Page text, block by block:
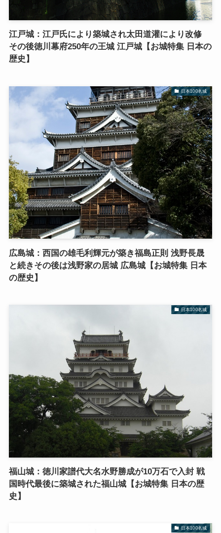
江戸城：江戸氏により築城され太田道灌により改修
その後徳川幕府250年の王城 江戸城【お城特集 日本の
歴史】
日本100名城
広島城：西国の雄毛利輝元が築き福島正則 浅野長晟
と続きその後は浅野家の居城 広島城【お城特集 日本
の歴史】
日本100名城
福山城：徳川家譜代大名水野勝成が10万石で入封 戦
国時代最後に築城された福山城【お城特集 日本の歴
史】
日本100名城